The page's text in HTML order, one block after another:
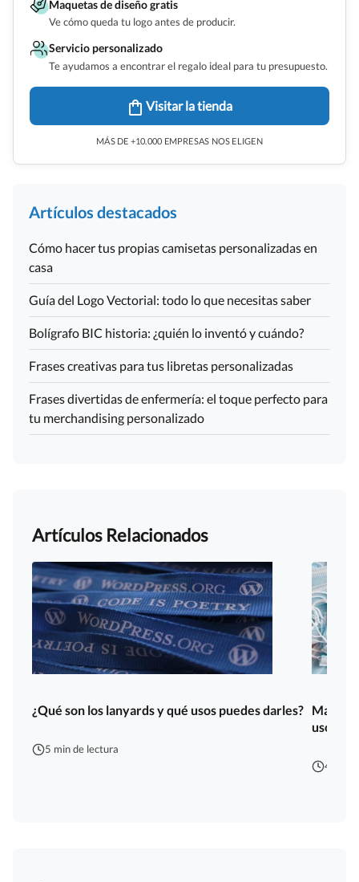
Maquetas de diseño gratis
Ve cómo queda tu logo antes de producir.
Servicio personalizado
Te ayudamos a encontrar el regalo ideal para tu presupuesto.
Visitar la tienda
MÁS DE +10.000 EMPRESAS NOS ELIGEN
Artículos destacados
Cómo hacer tus propias camisetas personalizadas en
casa
Guía del Logo Vectorial: todo lo que necesitas saber
Bolígrafo BIC historia: ¿quién lo inventó y cuándo?
Frases creativas para tus libretas personalizadas
Frases divertidas de enfermería: el toque perfecto para
tu merchandising personalizado
Artículos Relacionados
¿Qué son los lanyards y qué usos puedes darles?
5 min de lectura
usos
4 min